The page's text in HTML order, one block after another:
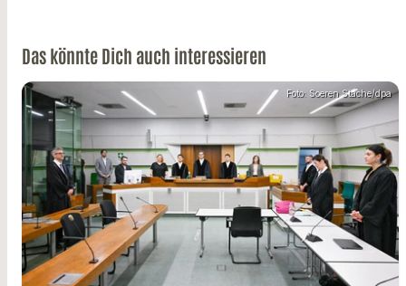
Das könnte Dich auch interessieren
Foto: Soeren Stache/dpa